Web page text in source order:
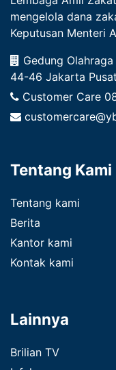
mengelola dana
Keputusan Menteri
Gedung
44-46 Jakarta
Customer Care
Tentang Kami
Tentang kami
Berita
Kantor kami
Kontak kami
Lainnya
Brilian TV